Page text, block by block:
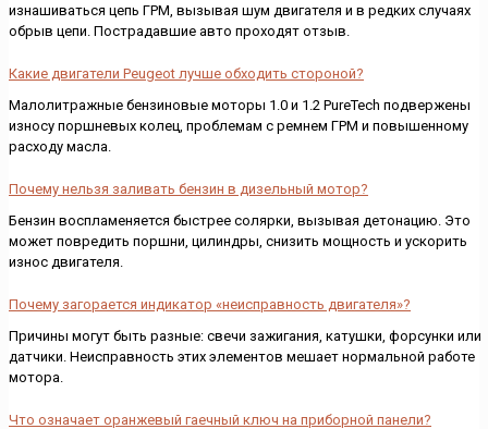
изнашиваться цепь ГРМ, вызывая шум двигателя и в редких случаях
обрыв цепи. Пострадавшие авто проходят отзыв.
Какие двигатели Peugeot лучше обходить стороной?
Малолитражные бензиновые моторы 1.0 и 1.2 PureTech подвержены
износу поршневых колец, проблемам с ремнем ГРМ и повышенному
расходу масла.
Почему нельзя заливать бензин в дизельный мотор?
Бензин воспламеняется быстрее солярки, вызывая детонацию. Это
может повредить поршни, цилиндры, снизить мощность и ускорить
износ двигателя.
Почему загорается индикатор «неисправность двигателя»?
Причины могут быть разные: свечи зажигания, катушки, форсунки или
датчики. Неисправность этих элементов мешает нормальной работе
мотора.
Что означает оранжевый гаечный ключ на приборной панели?